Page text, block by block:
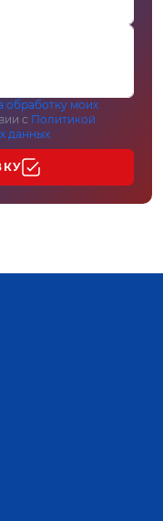
обработку моих
с Политикой
данных